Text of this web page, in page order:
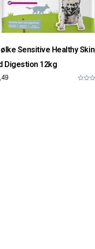
Sensitive Healthy Skin
Digestion 12kg